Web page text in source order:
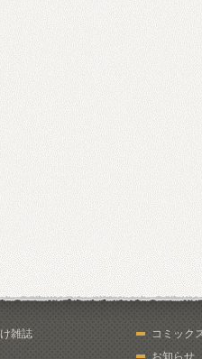
雑誌
コミック
お知らせ